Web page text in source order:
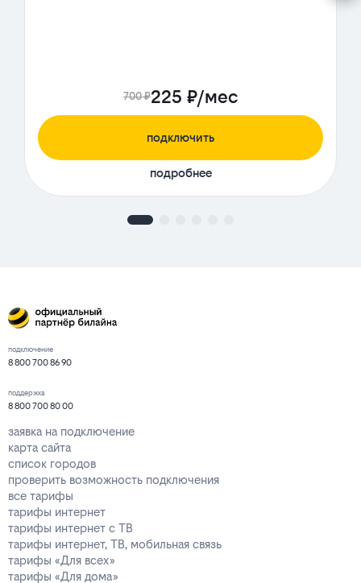
700 ₽225 ₽/мес
подключить
подробнее
подключение
8 800 700 86 90
поддержка
8 800 700 80 00
заявка на подключение
карта сайта
список городов
проверить возможность подключения
все тарифы
тарифы интернет
тарифы интернет с ТВ
тарифы интернет, ТВ, мобильная связь
тарифы «Для всех»
тарифы «Для дома»